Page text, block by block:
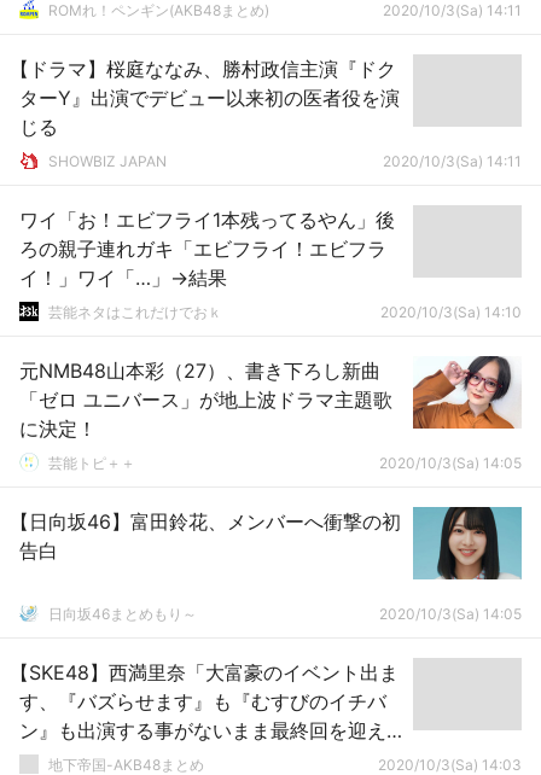
ROMれ！ペンギン(AKB48まとめ) 2020/10/3(Sa) 14:11
【ドラマ】桜庭ななみ、勝村政信主演『ドク
ターY』出演でデビュー以来初の医者役を演
じる
SHOWBIZ JAPAN 2020/10/3(Sa) 14:11
ワイ「お！エビフライ1本残ってるやん」後
ろの親子連れガキ「エビフライ！エビフラ
イ！」ワイ「…」→結果
芸能ネタはこれだけでおｋ 2020/10/3(Sa) 14:10
元NMB48山本彩（27）、書き下ろし新曲
「ゼロ ユニバース」が地上波ドラマ主題歌
に決定！
芸能トピ＋＋ 2020/10/3(Sa) 14:05
【日向坂46】富田鈴花、メンバーへ衝撃の初
告白
日向坂46まとめもり～ 2020/10/3(Sa) 14:05
【SKE48】西満里奈「大富豪のイベント出ま
す、『バズらせます』も『むすびのイチバ
ン』も出演する事がないまま最終回を迎え
てしまったので…」
地下帝国-AKB48まとめ 2020/10/3(Sa) 14:03